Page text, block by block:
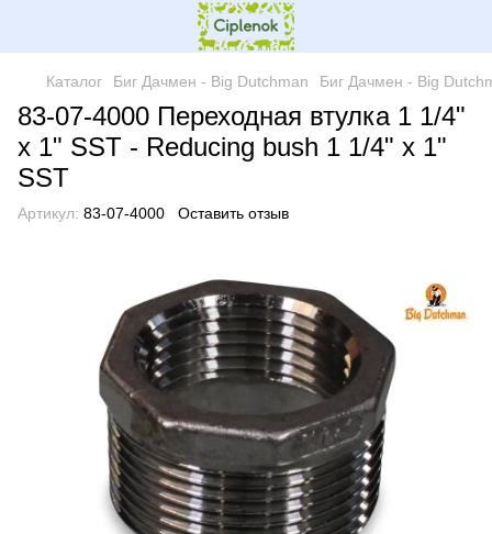
Каталог Биг Дачмен - Big Dutchman Биг Дачмен - Big
83-07-4000 Переходная втулка 1 1/4"
x 1" SST - Reducing bush 1 1/4" x 1"
SST
Артикул: 83-07-4000 Оставить отзыв